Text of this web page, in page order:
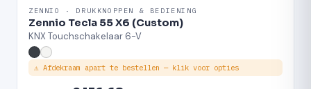
ZENNIO · DRUKKNOPPEN & BEDIENING
Zennio Tecla 55 X6 (Custom)
KNX Touchschakelaar 6-V
⚠ Afdekraam apart te bestellen — klik voor opties